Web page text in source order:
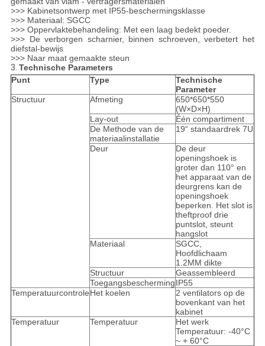
>>> Kabinetsontwerp met IP55-beschermingsklasse
>>> Materiaal: SGCC
>>> Oppervlaktebehandeling: Met een laag bedekt poeder.
>>> De verborgen scharnier, binnen schroeven, verbetert het
diefstal-bewijs
>>> Naar maat gemaakte steun
3. Technische Parameters
Punt
Type
Technische
Parameter
Structuur
Afmeting
650*650*550
(W×D×H)
Lay-out
Één compartiment
De Methode van de
materiaalinstallatie
19“ standaardrek 7U
Deur
De deur
openingshoek is
groter dan 110° en
het apparaat van de
deurgrens kan de
openingshoek
beperken. Het slot is
theftproof drie
puntslot, steunt
hangslot
Materiaal
SGCC,
Hoofdlichaam
1.2MM dikte
Structuur
Geassembleerd
ToegangsbeschermingIP55
TemperatuurcontroleHet koelen
2 ventilators op de
bovenkant van het
kabinet
Temperatuur
Temperatuur
Het werk
Temperatuur: -40°C
~ + 60°C